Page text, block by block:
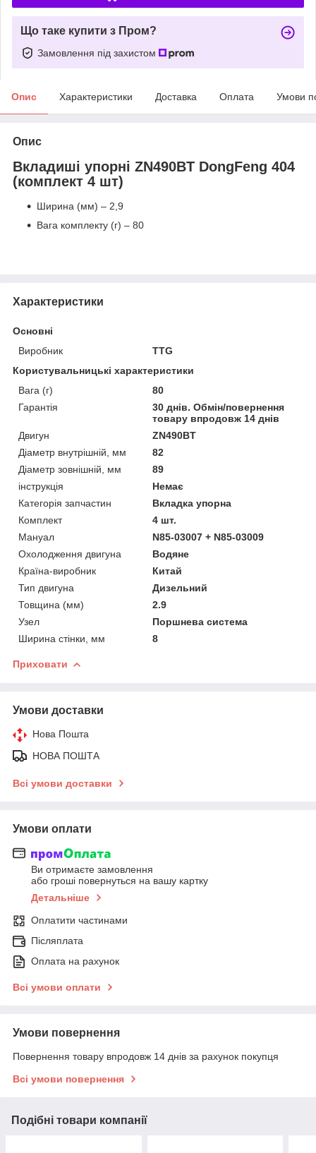
Що таке купити з Пром?
Замовлення під захистом
Опис Характеристики Доставка Оплата Умови
Опис
Вкладиші упорні ZN490BT DongFeng 404
(комплект 4 шт)
Ширина (мм) – 2,9
Вага комплекту (г) – 80
Характеристики
Основні
Виробник
TTG
Користувальницькі характеристики
Вага (г)
80
Гарантія
30 днів. Обмін/повернення
товару впродовж 14 днів
Двигун
ZN490BT
Діаметр внутрішній, мм
82
Діаметр зовнішній, мм
89
інструкція
Немає
Категорія запчастин
Вкладка упорна
Комплект
4 шт.
Мануал
N85-03007 + N85-03009
Охолодження двигуна
Водяне
Країна-виробник
Китай
Тип двигуна
Дизельний
Товщина (мм)
2.9
Узел
Поршнева система
Ширина стінки, мм
8
Приховати
Умови доставки
Нова Пошта
НОВА ПОШТА
Всі умови доставки
Умови оплати
Ви отримаєте замовлення
або гроші повернуться на вашу картку
Детальніше
Оплатити частинами
Післяплата
Оплата на рахунок
Всі умови оплати
Умови повернення
Повернення товару впродовж 14 днів за рахунок покупця
Всі умови повернення
Подібні товари компанії